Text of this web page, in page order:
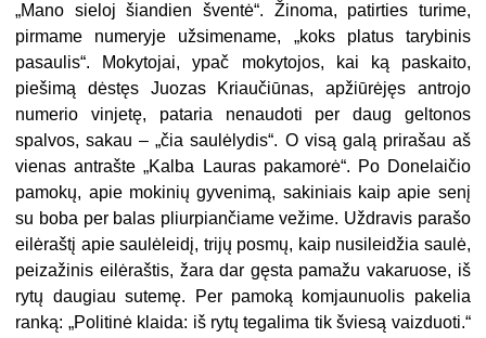
„Mano sieloj šiandien šventė“. Žinoma, patirties turime,
pirmame numeryje užsimename, „koks platus tarybinis
pasaulis“. Mokytojai, ypač mokytojos, kai ką paskaito,
piešimą dėstęs Juozas Kriaučiūnas, apžiūrėjęs antrojo
numerio vinjetę, pataria nenaudoti per daug geltonos
spalvos, sakau – „čia saulėlydis“. O visą galą prirašau aš
vienas antrašte „Kalba Lauras pakamorė“. Po Donelaičio
pamokų, apie mokinių gyvenimą, sakiniais kaip apie senį
su boba per balas pliurpiančiame vežime. Uždravis parašo
eilėraštį apie saulėleidį, trijų posmų, kaip nusileidžia saulė,
peizažinis eilėraštis, žara dar gęsta pamažu vakaruose, iš
rytų daugiau sutemę. Per pamoką komjaunuolis pakelia
ranką: „Politinė klaida: iš rytų tegalima tik šviesą vaizduoti.“